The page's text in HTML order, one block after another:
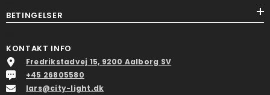
BETINGELSER
KONTAKT INFO
Fredrikstadvej 15, 9200 Aalborg SV
+45 26805580
lars@city-light.dk